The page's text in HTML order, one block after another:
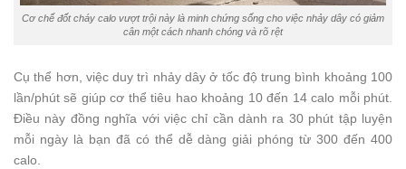
Cơ chế đốt cháy calo vượt trội này là minh chứng sống cho việc nhảy dây có giảm
cân một cách nhanh chóng và rõ rệt
Cụ thể hơn, việc duy trì nhảy dây ở tốc độ trung bình khoảng 100
lần/phút sẽ giúp cơ thể tiêu hao khoảng 10 đến 14 calo mỗi phút.
Điều này đồng nghĩa với việc chỉ cần dành ra 30 phút tập luyện
mỗi ngày là bạn đã có thể dễ dàng giải phóng từ 300 đến 400
calo.